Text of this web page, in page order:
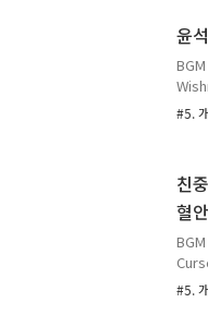
화
3일
야기
게
윤
밝
시스
황에
없
해서
#5.
친
혈
동
윤
#5.